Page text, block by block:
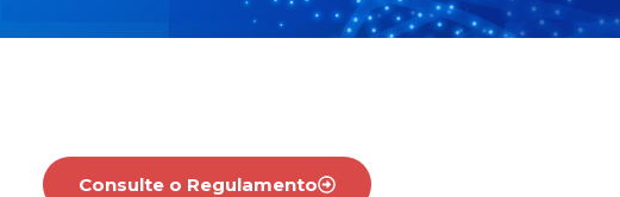
Consulte o Regulamento